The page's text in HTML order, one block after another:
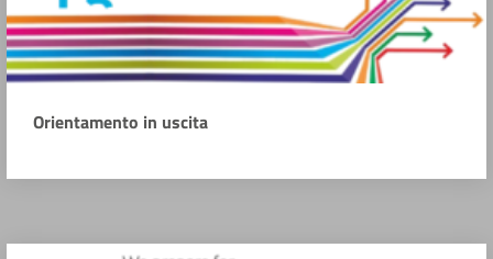
Orientamento in uscita